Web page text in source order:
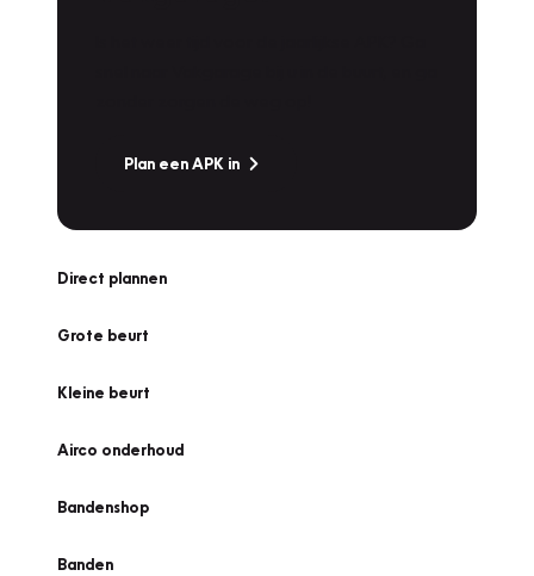
Plan een APK in
Direct plannen
Grote beurt
Kleine beurt
Airco onderhoud
Bandenshop
Banden